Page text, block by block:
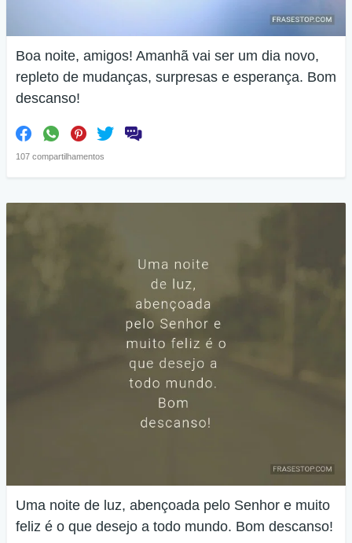
Boa noite, amigos! Amanhã vai ser um dia novo,
repleto de mudanças, surpresas e esperança. Bom
descanso!
107 compartilhamentos
Uma noite de luz, abençoada pelo Senhor e muito
feliz é o que desejo a todo mundo. Bom descanso!